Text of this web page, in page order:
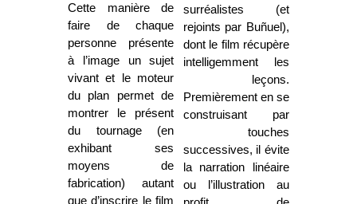
surréalistes (et
rejoints par Buñuel),
dont le film récupère
intelligemment les
leçons.
Premièrement en se
construisant par
touches
successives, il évite
la narration linéaire
ou l’illustration au
Cette manière de
faire de chaque
personne présente
à l’image un sujet
vivant et le moteur
du plan permet de
montrer le présent
du tournage (en
exhibant ses
moyens de
fabrication) autant
que d’inscrire le film